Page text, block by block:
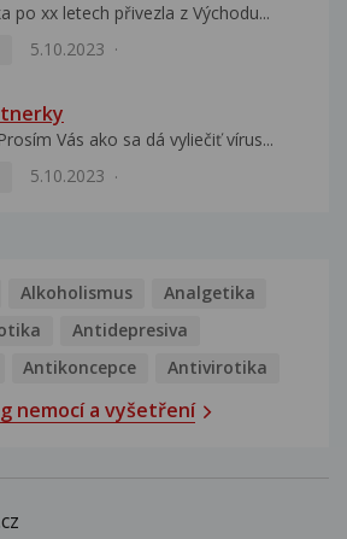
po xx letech přivezla z Východu...
5.10.2023
Vás ako sa dá vyliečiť vírus...
5.10.2023
Alkoholismus
Analgetika
Antidepresiva
Antikoncepce Antivirotika
nemocí a vyšetření